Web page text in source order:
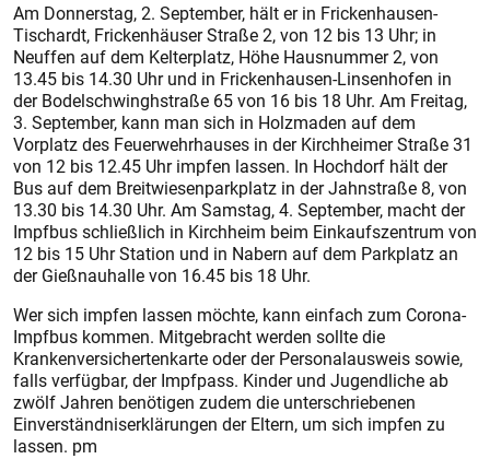
Am Donnerstag, 2. September, hält er in Frickenhausen-
Tischardt, Frickenhäuser Straße 2, von 12 bis 13 Uhr; in
Neuffen auf dem Kelterplatz, Höhe Hausnummer 2, von
13.45 bis 14.30 Uhr und in Frickenhausen-Linsenhofen in
der Bodelschwinghstraße 65 von 16 bis 18 Uhr. Am Freitag,
3. September, kann man sich in Holzmaden auf dem
Vorplatz des Feuerwehrhauses in der Kirchheimer Straße 31
von 12 bis 12.45 Uhr impfen lassen. In Hochdorf hält der
Bus auf dem Breitwiesenparkplatz in der Jahnstraße 8, von
13.30 bis 14.30 Uhr. Am Samstag, 4. September, macht der
Impfbus schließlich in Kirchheim beim Einkaufszentrum von
12 bis 15 Uhr Station und in Nabern auf dem Parkplatz an
der Gießnauhalle von 16.45 bis 18 Uhr.
Wer sich impfen lassen möchte, kann einfach zum Corona-
Impfbus kommen. Mitgebracht werden sollte die
Krankenversichertenkarte oder der Personalausweis sowie,
falls verfügbar, der Impfpass. Kinder und Jugendliche ab
zwölf Jahren benötigen zudem die unterschriebenen
Einverständniserklärungen der Eltern, um sich impfen zu
lassen. pm